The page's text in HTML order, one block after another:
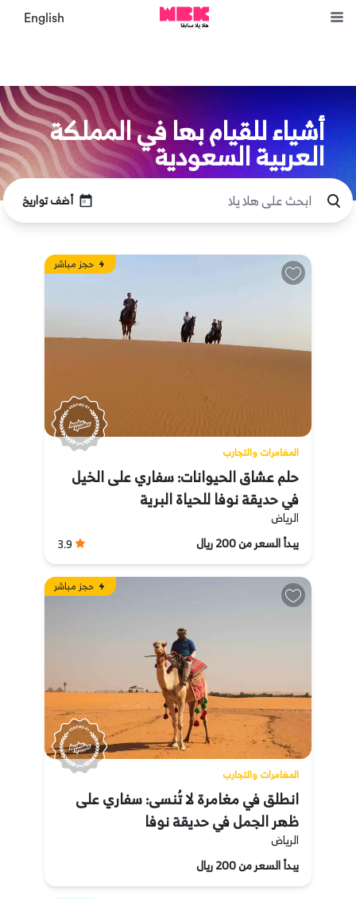
English
أشياء للقيام بها في المملكة
العربية السعودية
أضف تواريخ
حجز مباشر
المغامرات والتجارب
حلم عشاق الحيوانات: سفاري على الخيل
في حديقة نوفا للحياة البرية
الرياض
يبدأ السعر من 200 ريال
3.9
حجز مباشر
المغامرات والتجارب
انطلق في مغامرة لا تُنسى: سفاري على
ظهر الجمل في حديقة نوفا
الرياض
يبدأ السعر من 200 ريال